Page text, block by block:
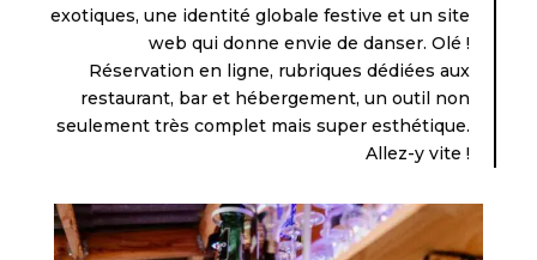
exotiques, une identité globale festive et un site
web qui donne envie de danser. Olé !
Réservation en ligne, rubriques dédiées aux
restaurant, bar et hébergement, un outil non
seulement très complet mais super esthétique.
Allez-y vite !